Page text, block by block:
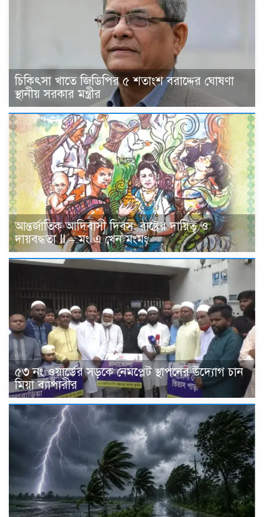
চিকিৎসা খাতে জিডিপির ৫ শতাংশ বরাদ্দের ঘোষণা
স্থানীয় সরকার মন্ত্রীর
আন্তর্জাতিক আদিবাসী দিবস: রাষ্ট্রের দায়িত্ব ও
দায়বদ্ধতা II – মং এ খেন মংমং
৫৩ নং ওয়ার্ডের সড়কে নেমপ্লেট স্থাপনের উদ্যোগ চান
মিয়া ব্যাপারীর